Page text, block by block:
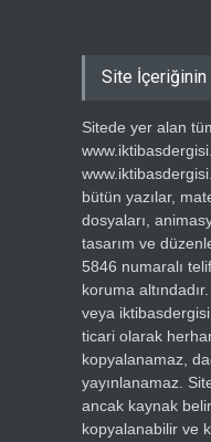
Site İçeriğinin
Sitede yer alan
bütün yazılar,
dosyaları,
tasarım ve
5846 numaralı
koruma
veya
ticari olarak
kopyalanamaz,
yayınlanamaz.
ancak kaynak
kopyalanabilir ve